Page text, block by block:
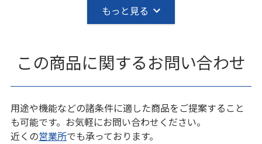
もっと見る
この商品に関するお問い合わせ
用途や機能などの諸条件に適した商品をご提案すること
も可能です。お気軽にお問い合わせください。
近くの営業所でも承っております。